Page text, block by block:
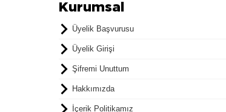
Kurumsal
Üyelik Başvurusu
Üyelik Girişi
Şifremi Unuttum
Hakkımızda
İçerik Politikamız